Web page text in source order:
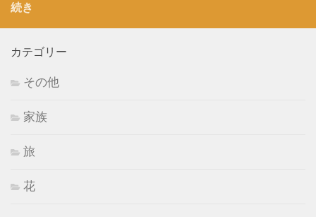
続き
カテゴリー
その他
家族
旅
花